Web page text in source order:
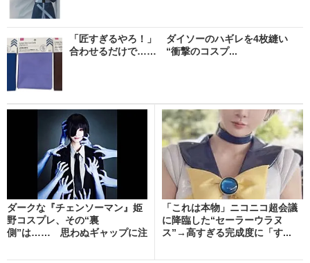
「匠すぎるやろ！」 ダイソーのハギレを4枚縫い
合わせるだけで…… “衝撃のコスプ...
ダークな『チェンソーマン』姫
野コスプレ、その“裏
側”は…… 思わぬギャップに注
「これは本物」ニコニコ超会議
に降臨した“セーラーウラヌ
ス”→高すぎる完成度に「す...